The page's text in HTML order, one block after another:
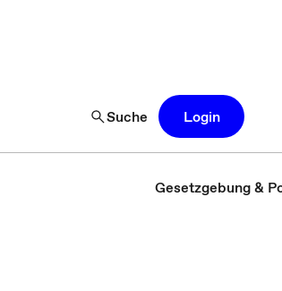
Suche Login
Gesetzgebung &